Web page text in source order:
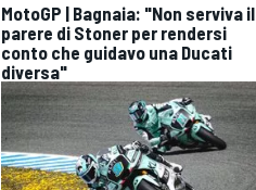
MotoGP | Bagnaia: "Non serviva il
parere di Stoner per rendersi
conto che guidavo una Ducati
diversa"